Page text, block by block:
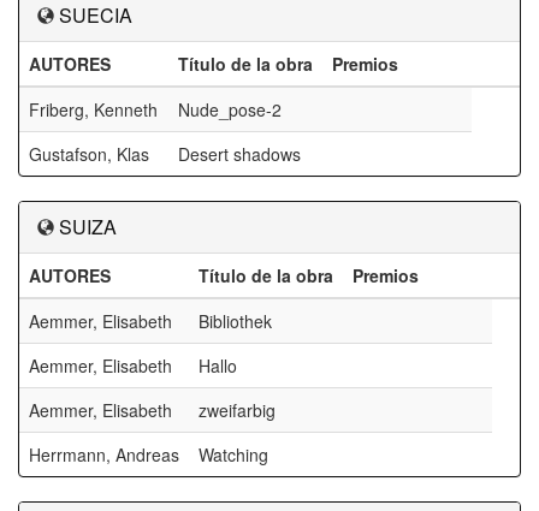
SUECIA
AUTORES Título de la obra
Premios
Friberg, Kenneth
Nude_pose-2
Gustafson, Klas
Desert shadows
SUIZA
AUTORES Título de la obra
Premios
Aemmer, Elisabeth
Bibliothek
Aemmer, Elisabeth
Hallo
Aemmer, Elisabeth
zweifarbig
Herrmann, Andreas
Watching